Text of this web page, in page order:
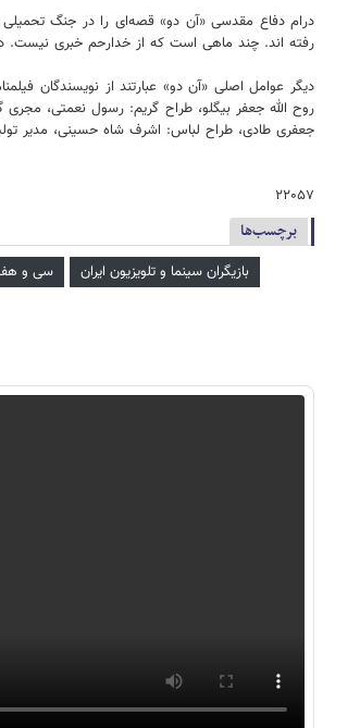
رفته اند. چند ماهی است که از خدارحم خبری نیست.
دیگر عوامل اصلی «آن دو» عبارتند از نویسندگان
روح الله جعفر بیگلو، طراح گریم: رسول نعمتی، مجری
جعفری طادی، طراح لباس: اشرف شاه حسینی، مدیر
۲۲۰۵۷
برچسب‌ها
بازیگران سینما و تلویزیون ایران سی و